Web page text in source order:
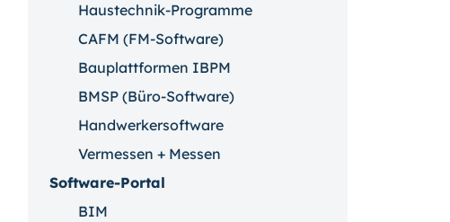
Haustechnik-Programme
CAFM (FM-Software)
Bauplattformen IBPM
BMSP (Büro-Software)
Handwerkersoftware
Vermessen + Messen
Software-Portal
BIM